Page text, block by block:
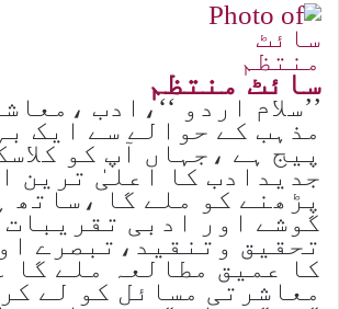
سائٹ منتظم
’’سلام اردو ‘‘،ادب
مذہب کے حوالے سے ایک
پیج ہے ،جہاں آپ کو
جدیدادب کا اعلیٰ ترین
پڑھنے کو ملے گا ،ساتھ
گوشے اور ادبی
تحقیق وتنقید،تبصرے
کا عمیق مطالعہ ملے گا
معاشرتی مسائل کو لے